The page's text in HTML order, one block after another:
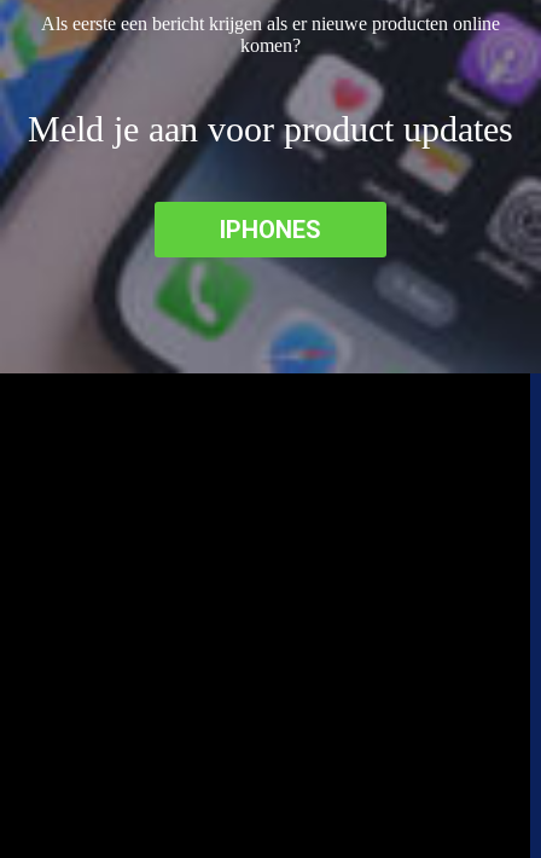
Als eerste een bericht krijgen als er nieuwe producten online
komen?
Meld je aan voor product updates
IPHONES